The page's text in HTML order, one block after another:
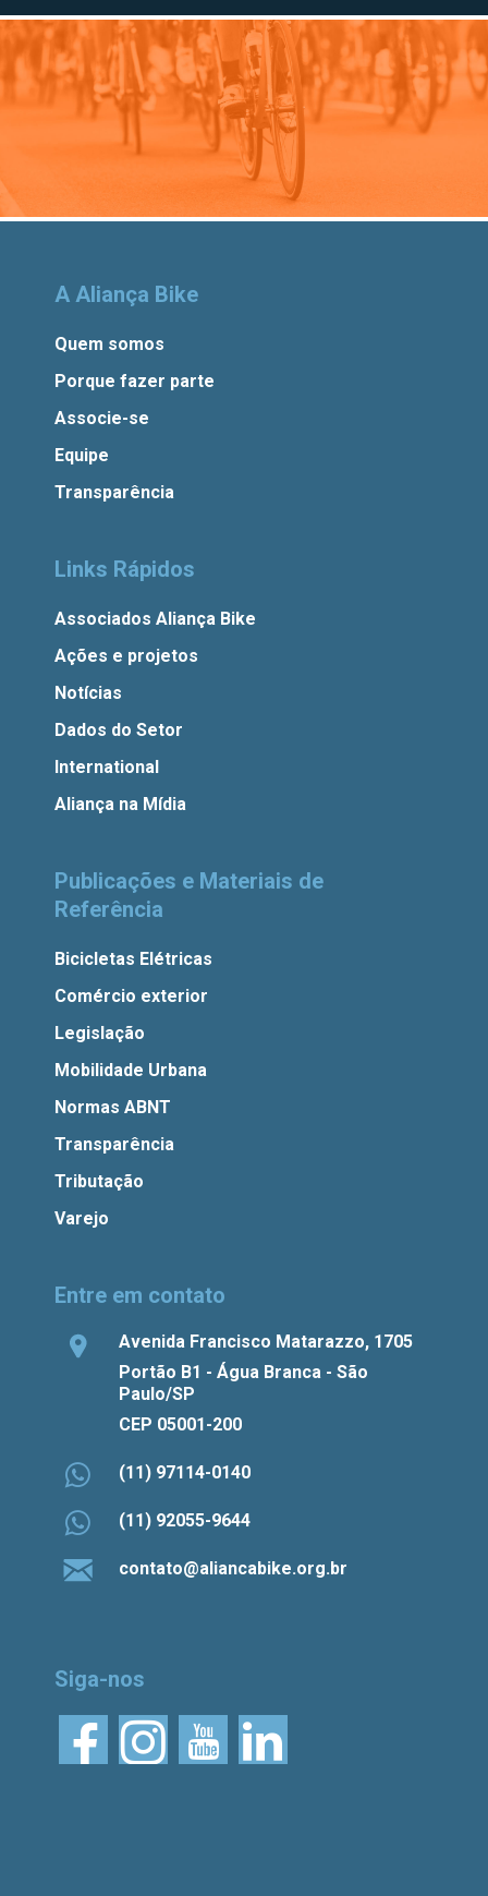
A Aliança Bike
Quem somos
Porque fazer parte
Associe-se
Equipe
Transparência
Links Rápidos
Associados Aliança Bike
Ações e projetos
Notícias
Dados do Setor
International
Aliança na Mídia
Publicações e Materiais de
Referência
Bicicletas Elétricas
Comércio exterior
Legislação
Mobilidade Urbana
Normas ABNT
Transparência
Tributação
Varejo
Entre em contato
Avenida Francisco Matarazzo, 1705
Portão B1 - Água Branca - São
Paulo/SP
CEP 05001-200
(11) 97114-0140
(11) 92055-9644
contato@aliancabike.org.br
Siga-nos